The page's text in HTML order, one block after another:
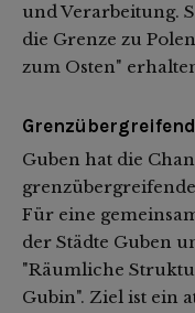
und Verarbeitung.
die Grenze zu
zum Osten"
Guben hat die
Für eine
der Städte Guben
"Räumliche
Gubin". Ziel ist ein